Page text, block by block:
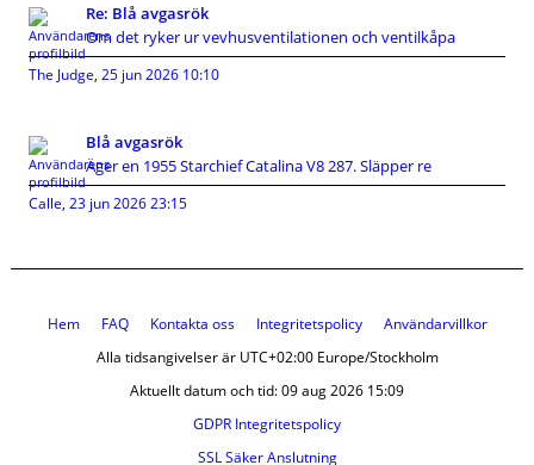
Re: Blå avgasrök
Om det ryker ur vevhusventilationen och ventilkåpa
The Judge, 25 jun 2026 10:10
Blå avgasrök
Äger en 1955 Starchief Catalina V8 287. Släpper re
Calle, 23 jun 2026 23:15
Hem FAQ Kontakta oss Integritetspolicy
Användarvillkor
Alla tidsangivelser är UTC+02:00 Europe/Stockholm
Aktuellt datum och tid: 09 aug 2026 15:09
GDPR Integritetspolicy
SSL Säker Anslutning